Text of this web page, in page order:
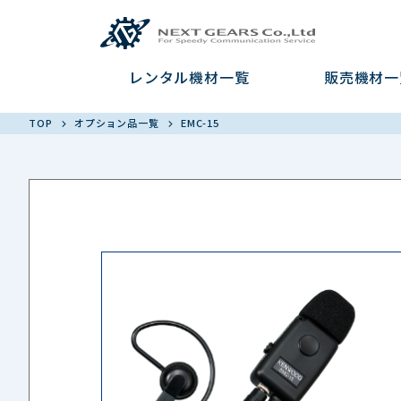
レンタル機材一覧 販売機材
TOP オプション品一覧 EMC-15